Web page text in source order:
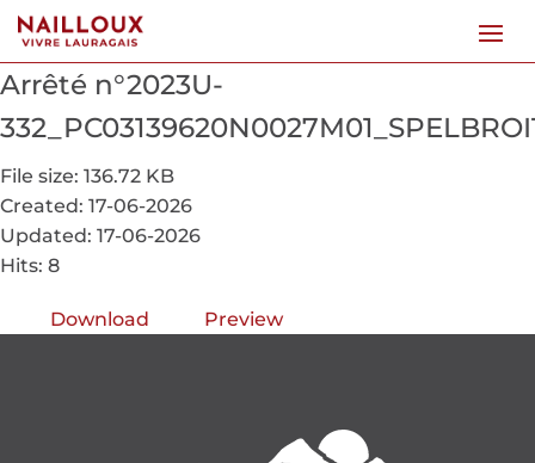
Arrêté n°2023U-
File size: 136.72 KB
Created: 17-06-2026
Updated: 17-06-2026
Hits: 8
Download Preview